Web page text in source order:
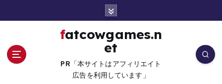
fatcowgames.n
et
PR「本サイトはアフィリエイト
広告を利用しています」